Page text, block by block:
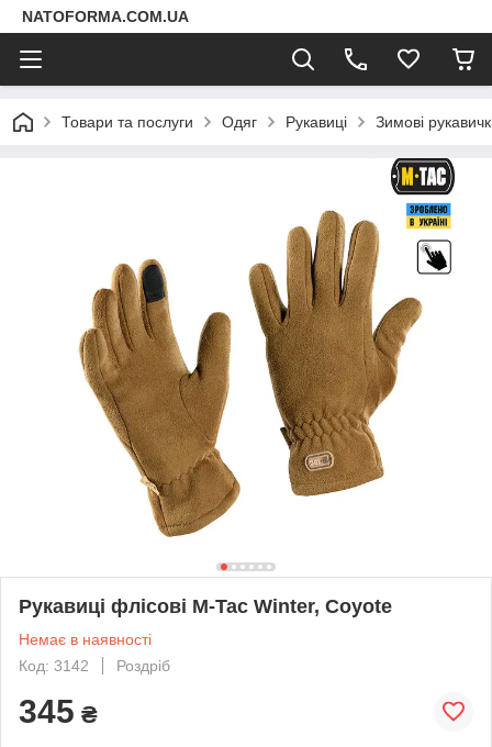
NATOFORMA.COM.UA
Товари та послуги Одяг Рукавиці Зимові
Рукавиці флісові M-Tac Winter, Coyote
Немає в наявності
Код: 3142
Роздріб
345 ₴